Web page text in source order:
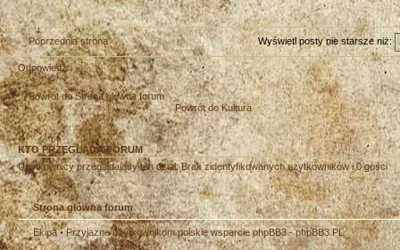
Poprzednia strona Wyświetl posty nie starsze niż:
Odpowiedz
Powrót do Strona główna forum
Powrót do Kultura
KTO PRZEGLĄDA FORUM
Użytkownicy przeglądający ten dział: Brak zidentyfikowanych użytkowników i 0 gości
Strona główna forum
Ekipa• Przyjazne użytkownikom polskie wsparcie phpBB3 -phpBB3.PL